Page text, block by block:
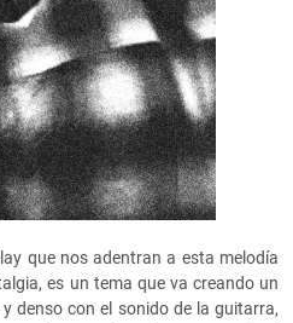
que nos adentran a esta melodía
es un tema que va creando un
denso con el sonido de la guitarra,